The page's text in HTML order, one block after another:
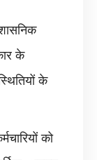
के
के
को